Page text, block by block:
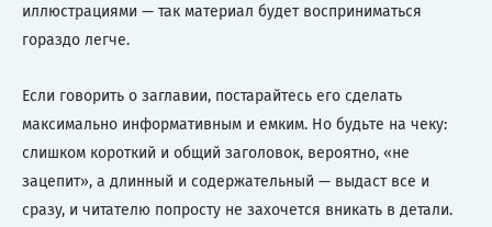
иллюстрациями — так материал будет восприниматься
гораздо легче.
Если говорить о заглавии, постарайтесь его сделать
максимально информативным и емким. Но будьте на чеку:
слишком короткий и общий заголовок, вероятно, «не
зацепит», а длинный и содержательный — выдаст все и
сразу, и читателю попросту не захочется вникать в детали.